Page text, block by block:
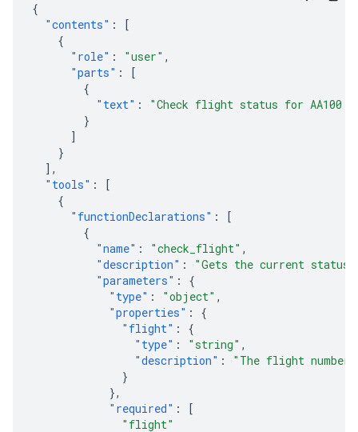
{
"contents" :
[
{
"role" : "user" ,
"parts" :
[
{
"text" :
"Check flight status for AA100
}
]
}
],
"tools" :
[
{
"functionDeclarations" :
[
{
"name" : "check_flight" ,
"description" :
"Gets the current
"parameters" :
{
"type" : "object" ,
"properties" :
{
"flight" :
{
"type" : "string" ,
"description" :
"The flight number
}
},
"required" :
[
"flight"